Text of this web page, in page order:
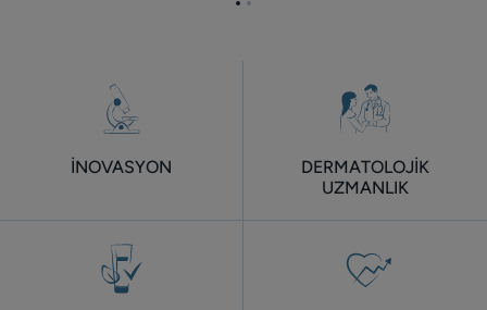
ÖğeÖğe
İNOVASYON
DERMATOLOJİK
UZMANLIK